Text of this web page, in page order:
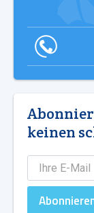
keinen